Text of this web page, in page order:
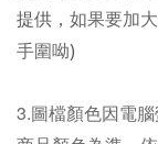
提供， 如果要加
手圍呦)
3.圖檔顏色因電